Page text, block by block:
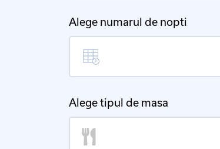
Alege numarul de nopti
Alege tipul de masa